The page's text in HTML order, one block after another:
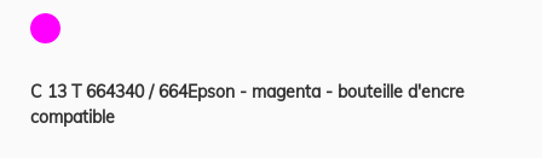
C 13 T 664340 / 664Epson - magenta - bouteille d'encre
compatible